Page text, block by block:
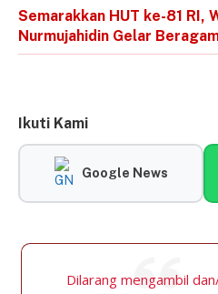
Semarakkan HUT ke-81 RI,
Nurmujahidin Gelar
Ikuti Kami
Google News
Dilarang mengambil